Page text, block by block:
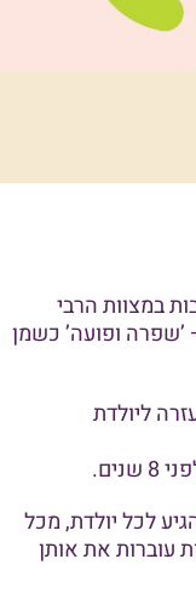
במצוות הרבי
ופועה’ כשמן
ליולדת
לכל יולדת, מכל
עוברות את אותן